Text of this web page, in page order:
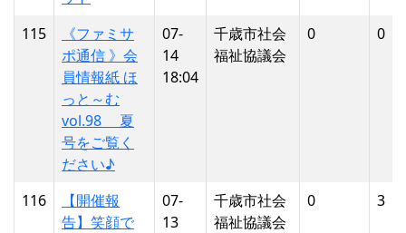
115
《ファミサ
ポ通信 》会
員情報紙 ほ
っと～む
vol.98 夏
号をご覧く
ださい♪
07-
14
18:04
千歳市社会
福祉協議会
0 0
116
【開催報
告】笑顔で
07-
13
千歳市社会
福祉協議会
0 3